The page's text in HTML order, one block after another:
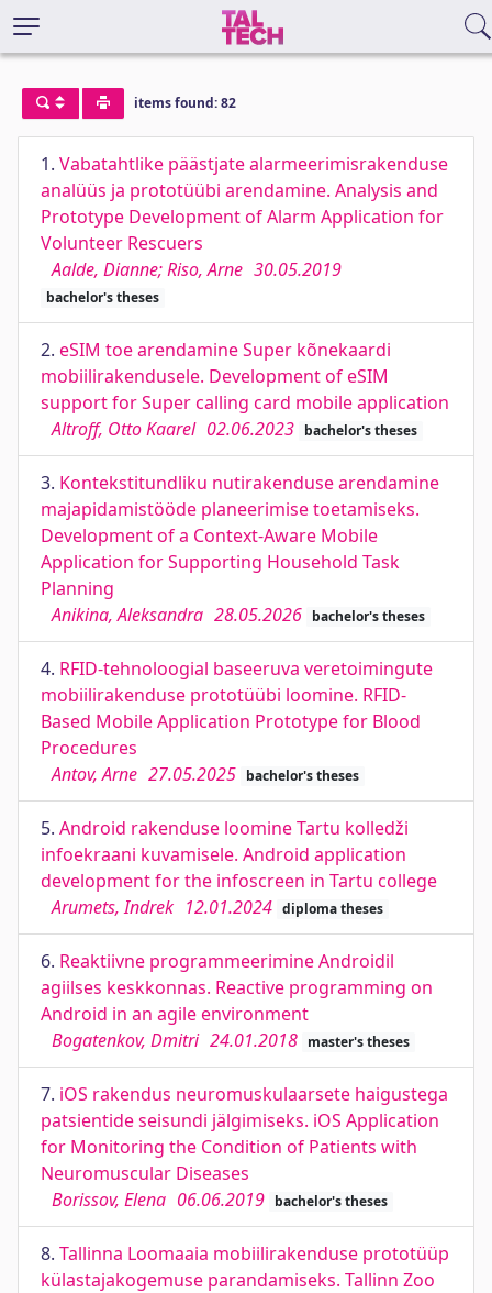
items found: 82
1. Vabatahtlike päästjate alarmeerimisrakenduse
analüüs ja prototüübi arendamine. Analysis and
Prototype Development of Alarm Application for
Volunteer Rescuers
Aalde, Dianne; Riso, Arne 30.05.2019
bachelor's theses
2. eSIM toe arendamine Super kõnekaardi
mobiilirakendusele. Development of eSIM
support for Super calling card mobile application
Altroff, Otto Kaarel 02.06.2023 bachelor's theses
3. Kontekstitundliku nutirakenduse arendamine
majapidamistööde planeerimise toetamiseks.
Development of a Context-Aware Mobile
Application for Supporting Household Task
Planning
Anikina, Aleksandra 28.05.2026 bachelor's theses
4. RFID-tehnoloogial baseeruva veretoimingute
mobiilirakenduse prototüübi loomine. RFID-
Based Mobile Application Prototype for Blood
Procedures
Antov, Arne 27.05.2025 bachelor's theses
5. Android rakenduse loomine Tartu kolledži
infoekraani kuvamisele. Android application
development for the infoscreen in Tartu college
Arumets, Indrek 12.01.2024 diploma theses
6. Reaktiivne programmeerimine Androidil
agiilses keskkonnas. Reactive programming on
Android in an agile environment
Bogatenkov, Dmitri 24.01.2018 master's theses
7. iOS rakendus neuromuskulaarsete haigustega
patsientide seisundi jälgimiseks. iOS Application
for Monitoring the Condition of Patients with
Neuromuscular Diseases
Borissov, Elena 06.06.2019 bachelor's theses
8. Tallinna Loomaaia mobiilirakenduse prototüüp
külastajakogemuse parandamiseks. Tallinn Zoo